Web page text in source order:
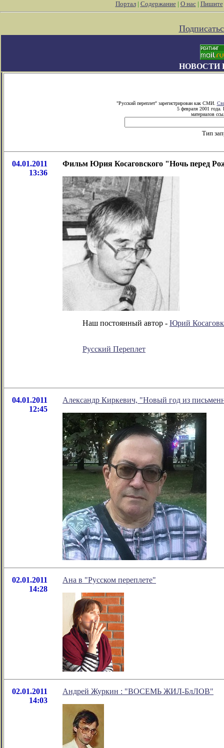
Портал| Содержание| О нас| Пишите
НОВОСТИ
"Русский переплет" зарегистрирован как СМИ.
5 февраля 2001 года.
материалов
Тип
04.01.2011
13:36
Фильм Юрия Косаговского "Ночь перед
Наш постоянный автор - Юрий
Русский Переплет
04.01.2011
12:45
Александр Киркевич, "Новый год из
02.01.2011
14:28
Ана в "Русском переплете"
02.01.2011
14:03
Андрей Журкин : "ВОСЕМЬ ЖИЛ-БлЛОВ"